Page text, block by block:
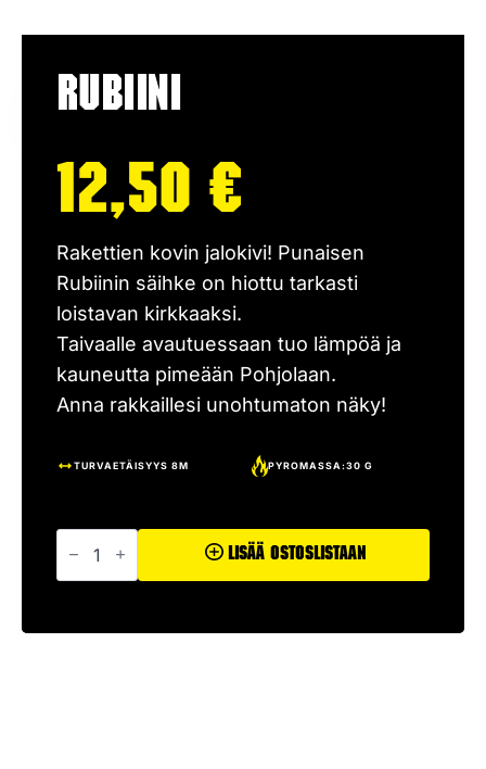
Rubiini
12,50 €
Rakettien kovin jalokivi! Punaisen
Rubiinin säihke on hiottu tarkasti
loistavan kirkkaaksi.
Taivaalle avautuessaan tuo lämpöä ja
kauneutta pimeään Pohjolaan.
Anna rakkaillesi unohtumaton näky!
TURVAETÄISYYS 8M PYROMASSA:30 G
Rubiini
määrä
Lisää Ostoslistaan